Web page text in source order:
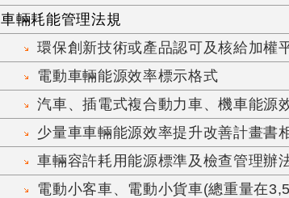
車輛耗能管理法規
環保創新技術或產品認可及核給加權
電動車輛能源效率標示格式
汽車、插電式複合動力車、機車能源
少量車車輛能源效率提升改善計畫書
車輛容許耗用能源標準及檢查管理辦
電動小客車、電動小貨車(總重量在